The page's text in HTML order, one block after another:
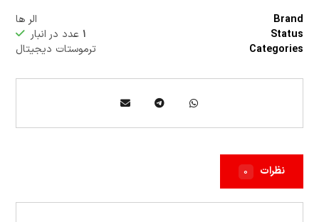
Brand
الر ها
Status
۱ عدد در انبار
Categories
ترموستات دیجیتال
نظرات ۰